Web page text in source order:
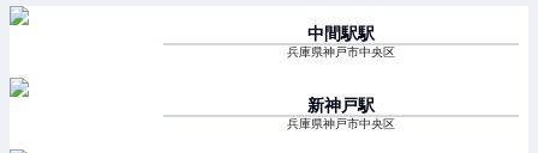
中間駅駅
兵庫県神戸市中央区
新神戸駅
兵庫県神戸市中央区